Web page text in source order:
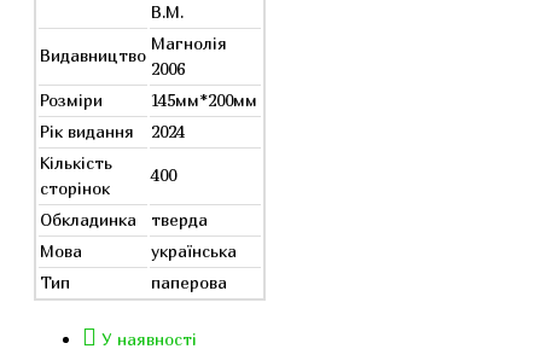
В.М.
Видавництво
Магнолія
2006
Розміри
145мм*200мм
Рік видання
2024
Кількість
сторінок
400
Обкладинка
тверда
Мова
українська
Тип
паперова
У наявності